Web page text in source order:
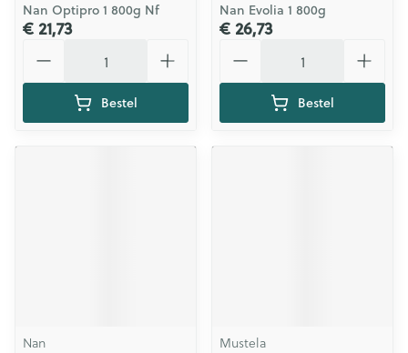
Nan Optipro 1 800g Nf
€ 21,73
Bestel
Nan Evolia 1 800g
€ 26,73
Bestel
Nan Mustela